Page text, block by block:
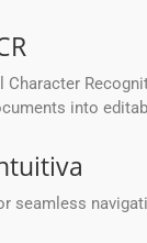
Character
into
seamless